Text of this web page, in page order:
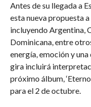
Antes de su llegada a
esta nueva propuesta
incluyendo Argentina,
Dominicana, entre
energía, emoción y
gira incluirá
próximo álbum,
para el 2 de octubre.